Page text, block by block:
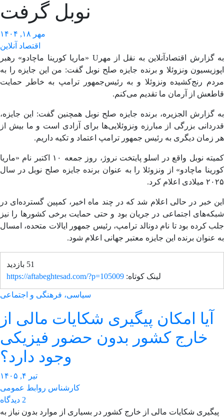
نوبل گرفت
مهر ۱۸, ۱۴۰۴
اقتصاد آنلاین
به گزارش اقتصادآنلاین به نقل از مهرU «ماریا کورینا ماچادو» رهبر
ونزوئلا و برنده جایزه صلح نوبل گفت: من این جایزه را به
رنج‌کشیده ونزوئلا و به رئیس‌جمهور ترامپ به خاطر حمایت
از آرمان ما تقدیم می‌کنم.
گزارش الجزیره، برنده جایزه صلح نوبل همچنین گفت: این جایزه،
بزرگی از مبارزه ونزوئلایی‌ها برای آزادی است و ما بیش از
زمان دیگری به رئیس جمهور ترامپ اعتماد و تکیه داریم.
کمیته نوبل واقع در اسلو پایتخت نروژ، روز جمعه ۱۰ اکتبر نام «ماریا
ماچادو» از ونزوئلا را به عنوان برنده جایزه صلح نوبل در سال
اعلام کرد.
خبر در حالی اعلام شد که در چند ماه اخیر، کمپین گسترده‌ای در
اجتماعی در جریان بود و حتی حمایت برخی کشور‌ها را نیز
کرده بود تا نام دونالد ترامپ، رئیس جمهور ایالات متحده، امسال
عنوان برنده این جایزه معتبر جهانی اعلام شود.
لینک کوتاه:https://aftabeghtesad.com/?p=105009
سیاسی، فرهنگی و اجتماعی
آیا امکان پیگیری شکایات مالی از
خارج کشور بدون حضور فیزیکی
وجود دارد؟
تیر ۴, ۱۴۰۵
کارشناس روابط عمومی
شکایات مالی از خارج کشور در بسیاری از موارد بدون نیاز به